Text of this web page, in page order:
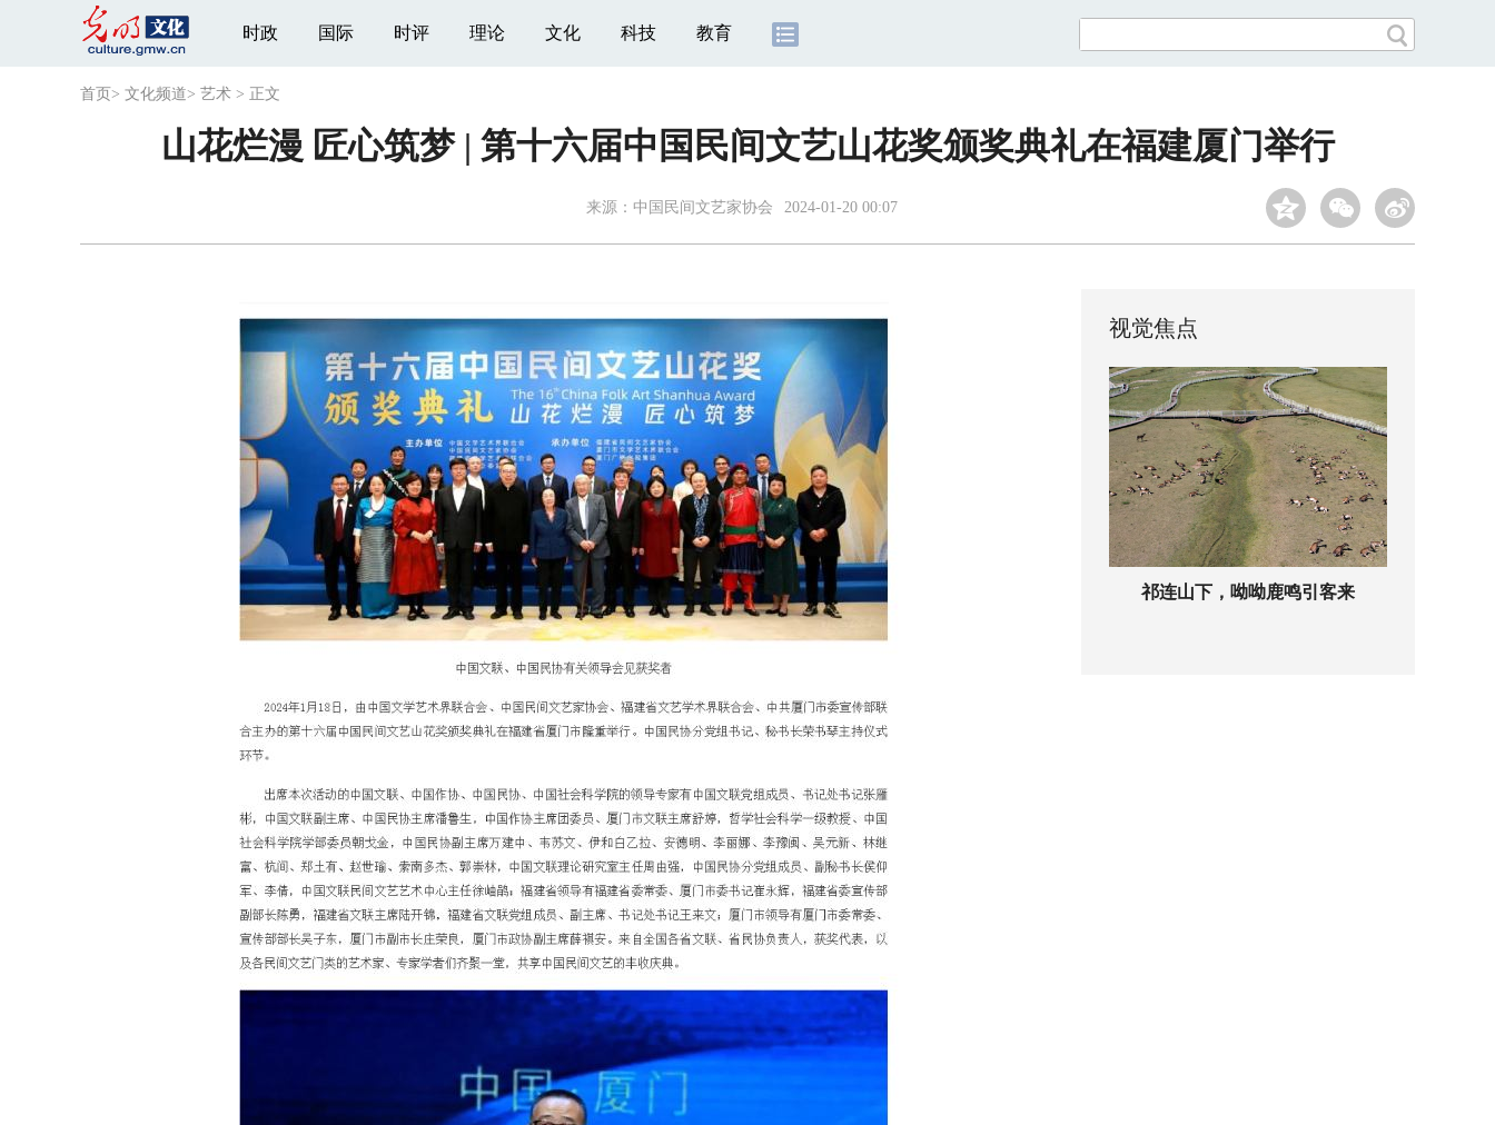
时政 国际 时评 理论 文化 科技 教育
首页 > 文化频道> 艺术 > 正文
山花烂漫 匠心筑梦 | 第十六届中国民间文艺山花奖颁奖典礼在福建厦门举行
来源： 中国民间文艺家协会 2024-01-20 00:07
视觉焦点
祁连山下，呦呦鹿鸣引客来